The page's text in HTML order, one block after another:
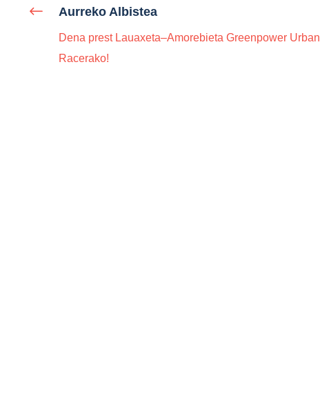
Aurreko Albistea
Dena prest Lauaxeta–Amorebieta Greenpower Urban
Racerako!